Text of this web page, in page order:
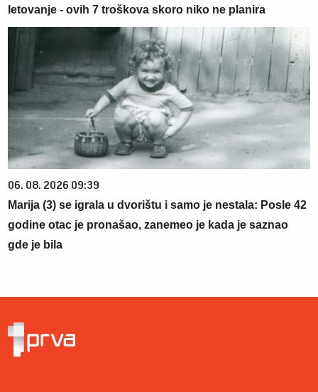
letovanje - ovih 7 troškova skoro niko ne planira
06. 08. 2026 09:39
Marija (3) se igrala u dvorištu i samo je nestala: Posle 42
godine otac je pronašao, zanemeo je kada je saznao
gde je bila